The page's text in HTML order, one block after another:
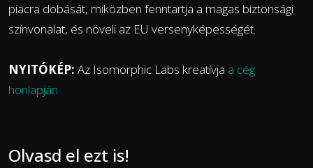
piacra dobását, miközben fenntartja a magas biztonsági
színvonalat, és növeli az EU versenyképességét.
NYITÓKÉP: Az Isomorphic Labs kreatívja a cég
honlapján
Olvasd el ezt is!